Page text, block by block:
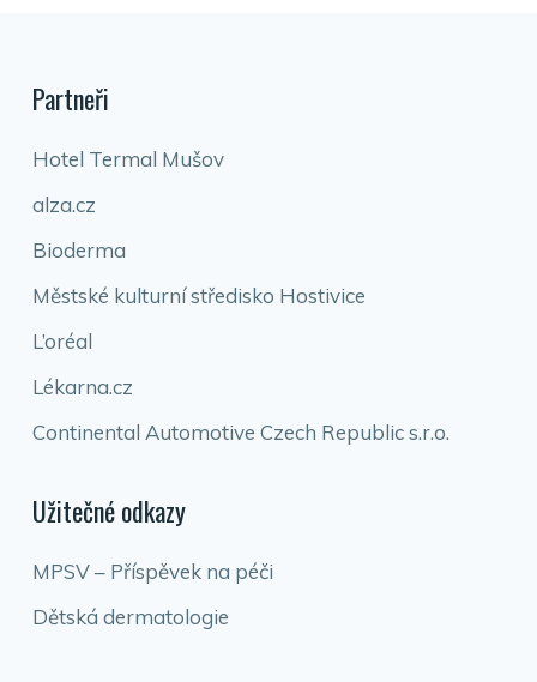
Partneři
Hotel Termal Mušov
alza.cz
Bioderma
Městské kulturní středisko Hostivice
L’oréal
Lékarna.cz
Continental Automotive Czech Republic s.r.o.
Užitečné odkazy
MPSV – Příspěvek na péči
Dětská dermatologie